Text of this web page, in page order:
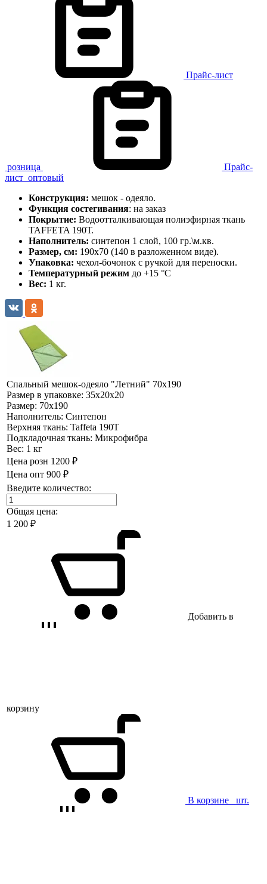
Прайс-лист
розница
Прайс-
лист оптовый
Конструкция: мешок - одеяло.
Функция состегивания: на заказ
Покрытие: Водоотталкивающая полиэфирная ткань
TAFFETA 190Т.
Наполнитель: синтепон 1 слой, 100 гр.\м.кв.
Размер, см: 190х70 (140 в разложенном виде).
Упаковка: чехол-бочонок с ручкой для переноски.
Температурный режим до +15 °C
Вес: 1 кг.
Спальный мешок-одеяло "Летний" 70х190
Размер в упаковке: 35х20х20
Размер: 70х190
Наполнитель: Синтепон
Верхняя ткань: Taffeta 190Т
Подкладочная ткань: Микрофибра
Вес: 1 кг
Цена розн 1200 ₽
Цена опт 900 ₽
Введите количество:
Общая цена:
1 200 ₽
Добавить в
корзину
В корзине шт.